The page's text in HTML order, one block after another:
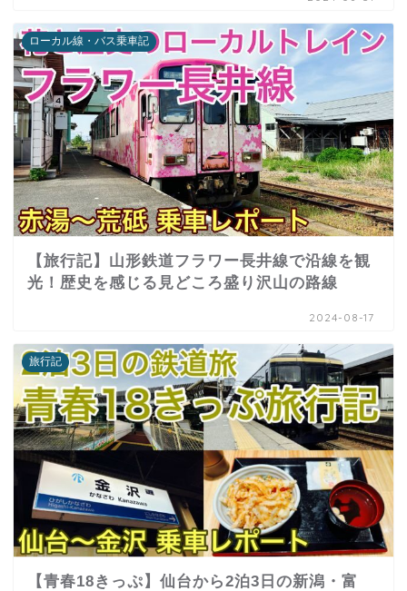
ローカル線・バス乗車記
【旅行記】山形鉄道フラワー長井線で沿線を観
光！歴史を感じる見どころ盛り沢山の路線
2024-08-17
旅行記
【青春18きっぷ】仙台から2泊3日の新潟・富